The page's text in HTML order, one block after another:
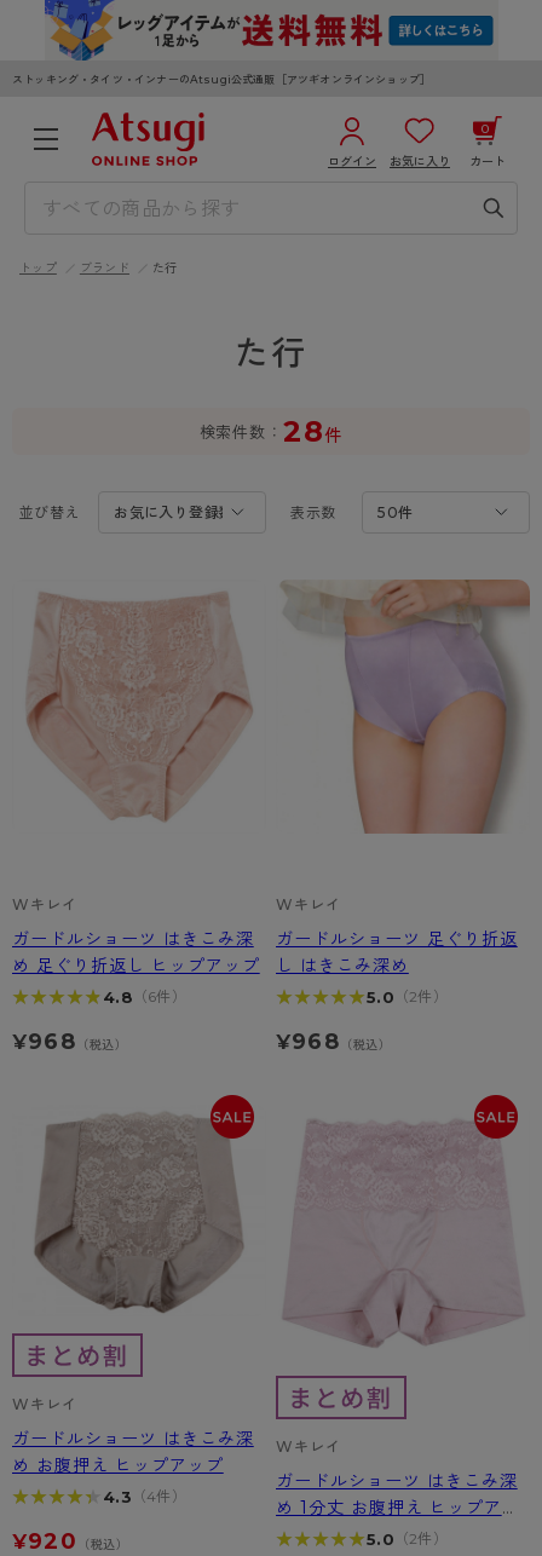
ストッキング・タイツ・インナーのAtsugi公式通販［アツギオンラインショップ］
ログイン お気に入り カート
0
3,980円以上のご購入で送料無料
レッグウェア
ストッキング
- 無地ストッキング
- 柄ストッキング
- ショート丈ストッキング
- 無地タイツ
- 着圧タイツ
ソックス・靴下
レギンス・スパッツ
インナーウェア
ブラジャー
- ノンワイヤーブラ
- ワイヤーブラ
- レギュラーショーツ
- サニタリーショーツ
- 長袖（七分袖以上）
- タンクトップ
- カップ付きインナー
ライフスタイルウェア
ボトムス
トップス
- スポーツブラ
- スポーツトップス
レッグウエア
ソックス・靴下
クルー・レギュラー丈ソックス
スニーカー丈・くるぶし丈ソックス
ハイソックス
インナーウエア
メンズパンツ
ボクサー
トランクス
ライフスタイルウェア
ボトムス
トップス
レッグウエア
タイツ
ソックス・靴下
クルー・レギュラー丈ソックス
スニーカー丈・くるぶし丈ソックス
インナーウエア
ブラジャー
ノンワイヤーブラ
ワイヤーブラ
レギュラーショーツ
サニタリーショーツ
ブランドから探す
AZGI
アスティーグ
クリアビューティアクティブ
hotto comfort
Atsugi COLORS
みんなの、みんなの。
CLINICAL
ハイジュニ
商品選びのお手伝い
お悩み別ガードル
ブラジャー特集
よくある質問（FAQ）
サイズ表
返品・交換について
お問い合わせについて
トップ ブランド た行
た行
検索件数 28件
並び替え 表示数
Wキレイ
ガードルショーツ はきこみ深
め 足ぐり折返し ヒップアップ
★★★★★
★★★★★ 4.8 （6件）
¥968 （税込）
Wキレイ
ガードルショーツ 足ぐり折返
し はきこみ深め
★★★★★
★★★★★5.0 （2件）
¥968 （税込）
Wキレイ
ガードルショーツ はきこみ深
め お腹押え ヒップアップ
★★★★★
★★★★★ 4.3 （4件）
¥920 （税込）
Wキレイ
ガードルショーツ はきこみ深
め 1分丈 お腹押え ヒップアッ
プ
★★★★★
★★★★★5.0 （2件）